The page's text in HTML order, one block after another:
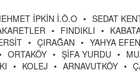
İPKİN İ.Ö.O • SEDAT
• FINDIKLI •
• ÇIRAĞAN • YAHYA
ORTAKÖY • ŞİFA YURDU •
• KOLEJ • ARNAVUTKÖY •